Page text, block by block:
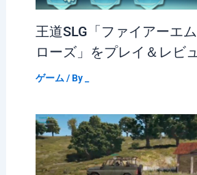
王道SLG「ファイアーエ
ローズ」をプレイ＆レビ
ゲーム/ By